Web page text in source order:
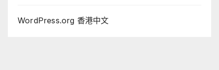
WordPress.org 香港中文